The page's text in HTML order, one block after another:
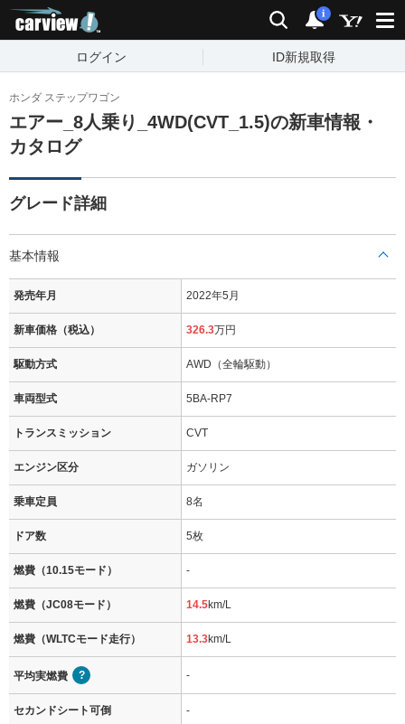
検索 通知
i
ログイン ID新規取得
ホンダ ステップワゴン
エアー_8人乗り_4WD(CVT_1.5)の新車情報・
カタログ
グレード詳細
基本情報
発売年月 2022年5月
新車価格（税込） 326.3万円
駆動方式 AWD（全輪駆動）
車両型式 5BA-RP7
トランスミッション CVT
エンジン区分 ガソリン
乗車定員 8名
ドア数 5枚
燃費（10.15モード） -
燃費（JC08モード） 14.5km/L
燃費（WLTCモード走行） 13.3km/L
平均実燃費 -
セカンドシート可倒 -